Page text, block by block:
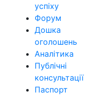
успіху
Форум
Дошка
оголошень
Аналітика
Публічні
консультації
Паспорт